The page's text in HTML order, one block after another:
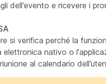
dell'evento e ricevere i
si verifica perché la
elettronica nativo o
al calendario